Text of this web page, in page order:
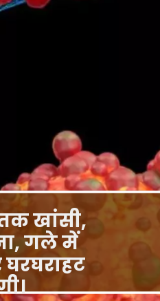
खांसी,
गले में
रहेगी।